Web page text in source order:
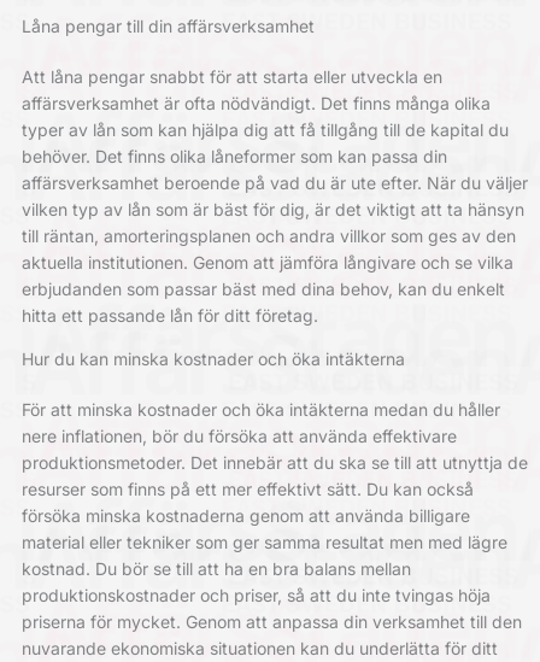
Låna pengar till din affärsverksamhet
Att låna pengar snabbt för att starta eller utveckla en
affärsverksamhet är ofta nödvändigt. Det finns många olika
typer av lån som kan hjälpa dig att få tillgång till de kapital du
behöver. Det finns olika låneformer som kan passa din
affärsverksamhet beroende på vad du är ute efter. När du väljer
vilken typ av lån som är bäst för dig, är det viktigt att ta hänsyn
till räntan, amorteringsplanen och andra villkor som ges av den
aktuella institutionen. Genom att jämföra långivare och se vilka
erbjudanden som passar bäst med dina behov, kan du enkelt
hitta ett passande lån för ditt företag.
Hur du kan minska kostnader och öka intäkterna
För att minska kostnader och öka intäkterna medan du håller
nere inflationen, bör du försöka att använda effektivare
produktionsmetoder. Det innebär att du ska se till att utnyttja de
resurser som finns på ett mer effektivt sätt. Du kan också
försöka minska kostnaderna genom att använda billigare
material eller tekniker som ger samma resultat men med lägre
kostnad. Du bör se till att ha en bra balans mellan
produktionskostnader och priser, så att du inte tvingas höja
priserna för mycket. Genom att anpassa din verksamhet till den
nuvarande ekonomiska situationen kan du underlätta för ditt